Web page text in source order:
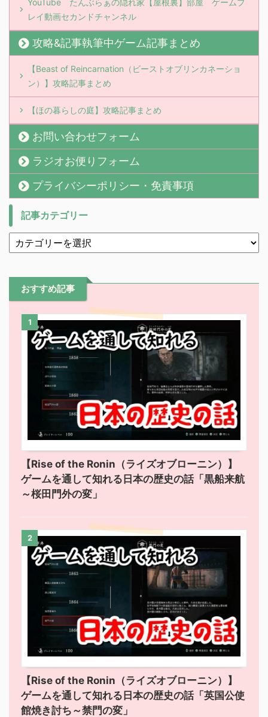
YouTube たんぶらぁの隠れ家【屋根裏】部屋 ゲームプ
レイ動画セカンドチャンネル
攻略&記事執筆中ゲーム記事まとめ
【Beast of Reincarnation（ビーストオブリンカネーショ
ン）】攻略記事まとめ
【ほの暮らしの庭】攻略記事まとめ
お問い合わせフォーム
ラジオお便りフォーム
プライバシーポリシー・免責事項
記事カテゴリー
おすすめ記事
1
【Rise of the Ronin（ライズオブローニン）】
ゲームを通して知れる日本の歴史の話「黒船来航
～桜田門外の変」
2
【Rise of the Ronin（ライズオブローニン）】
ゲームを通して知れる日本の歴史の話「英国公使
館焼き討ち～禁門の変」